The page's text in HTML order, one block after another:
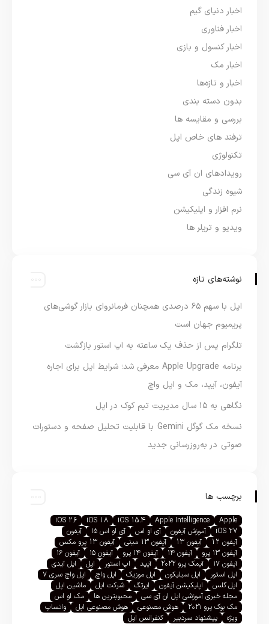
اخبار دنیای گیم
اخبار فناوری
اخبار کنسول و بازی
اخبار مک
اخبار و تازه‌ها
بدون دسته بندی
بررسی و مقایسه ها
ترفند های خاص اپل
تکنولوژی
رویدادهای ان آی سی
شیوه زندگی
نرم افزار و اپلیکیشن
ویدیو و تریلر ها
نوشته‌های تازه
اپل با سهم ۶۵ درصدی همچنان فرمانروای بازار گوشی‌های
پریمیوم جهان است
تلگرام پس از حذف یک ساعته به اپ استور بازگشت
برنامه Apple Upgrade معرفی شد؛ شرایط اپل برای اجاره
آیفون، آیپد، مک و اپل واچ
نگاهی به ۱۵ سال مدیریت تیم کوک در اپل
نسخه مک گوگل Gemini با قابلیت تحلیل صفحه و دستورات
صوتی در به‌روزرسانی جدید
برچسب ها
Apple
Apple Intelligence
iOS 15.4
iOS 18
iOS 26
iOS 27
آموزش آیفون آی او اس آی او اس ۱۵
آیفون
آیفون 12
آیفون 13 آیفون 13 مینی
آیفون 13 پرو مکس
آیفون ۱۳ پرو
آیفون ۱۴ آیفون ۱۴ پرو آیفون ۱۵
آیفون ۱۶
آیفون ۱۷
آیمک پرو ۲۰۲۲ آیپد اپ استور اپل
اپل آیدی
اپل استور
اپل سیلیکون اپل موزیک اپل واچ
اپل واچ سری ۷
اپل گلس
اپلیکیشن آیفون ایرتگ شرکت اپل
ماشین اپل
مجله خبری آموزشی اپل ان آی سی
محبوبترین ها
مک او اس
مک بوک پرو ۲۰۲۱
هوش مصنوعی هوش مصنوعی اپل
واتساپ
ویژه
پیشنهاد سردبیر کنفرانس اپل